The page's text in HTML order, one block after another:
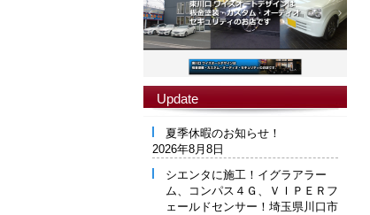
Update
夏季休暇のお知らせ！
2026年8月8日
シエンタに施工！イグラアラー
ム、コンパス４Ｇ、ＶＩＰＥＲフ
ェールドセンサー！埼玉県川口市